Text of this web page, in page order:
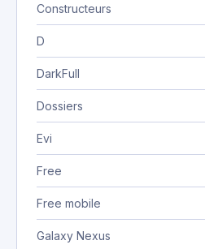
Constructeurs
D
DarkFull
Dossiers
Evi
Free
Free mobile
Galaxy Nexus